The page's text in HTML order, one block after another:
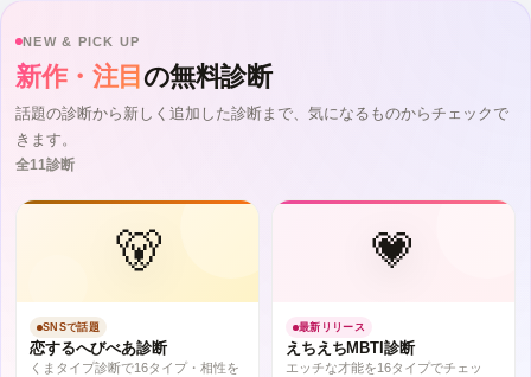
NEW & PICK UP
新作・注目 の無料診断
話題の診断から新しく追加した診断まで、気になるものからチェックで
きます。
全11診断
🐻
SNSで話題
恋するへびべあ診断
くまタイプ診断で16タイプ・相性を
💗
最新リリース
えちえちMBTI診断
エッチな才能を16タイプでチェッ